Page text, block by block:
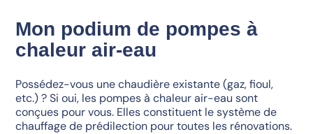
Mon podium de pompes à
chaleur air-eau
Possédez-vous une chaudière existante (gaz, fioul,
etc.) ? Si oui, les pompes à chaleur air-eau sont
conçues pour vous. Elles constituent le système de
chauffage de prédilection pour toutes les rénovations.